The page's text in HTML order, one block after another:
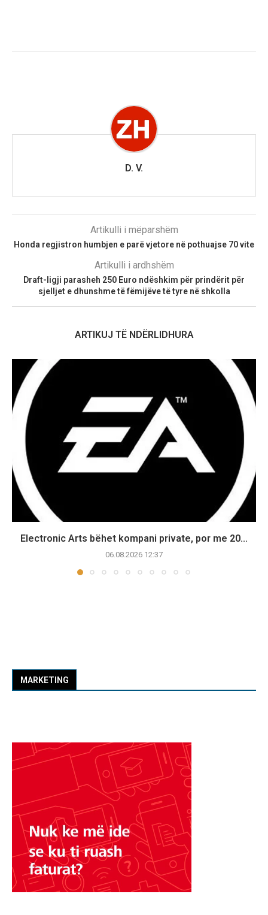
D. V.
Artikulli i mëparshëm
Honda regjistron humbjen e parë vjetore në pothuajse 70 vite
Artikulli i ardhshëm
Draft-ligji parasheh 250 Euro ndëshkim për prindërit për
sjelljet e dhunshme të fëmijëve të tyre në shkolla
ARTIKUJ TË NDËRLIDHURA
Electronic Arts bëhet kompani private, por me 20...
06.08.2026 12:37
MARKETING